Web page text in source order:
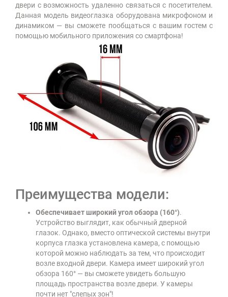
двери с возможность удаленно связаться с посетителем.
Данная модель видеоглазка оборудована микрофоном и
динамиком — вы сможете пообщаться с вашим гостем с
помощью мобильного приложения со смартфона!
Преимущества модели:
Обеспечивает широкий угол обзора (160°).
Устройство выглядит, как обычный дверной
глазок. Однако, вместо оптической системы внутри
корпуса глазка установлена камера, с помощью
которой можно наблюдать за тем, что происходит
возле входной двери. Камера имеет широкий угол
обзора 160° — вы сможете увидеть большую
площадь пространства возле двери. У камеры
почти нет "слепых зон"!